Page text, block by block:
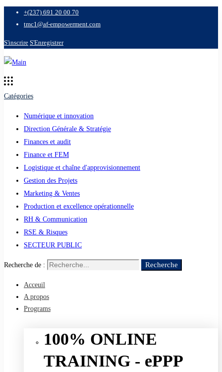
+(237) 691 20 00 70
tmc1@af-empowerment.com
S'inscrire S'Enregistrer
Catégories
Numérique et innovation
Direction Générale & Stratégie
Finances et audit
Finance et FEM
Logistique et chaîne d'approvisionnement
Gestion des Projets
Marketing & Ventes
Production et excellence opérationnelle
RH & Communication
RSE & Risques
SECTEUR PUBLIC
Recherche de : Recherche
Acceuil
A propos
Programs
100% ONLINE
TRAINING - ePPP